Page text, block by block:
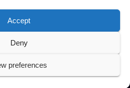
Accept
Deny
preferences
|Tema: Newspaperex di
studio specialistico bracciano